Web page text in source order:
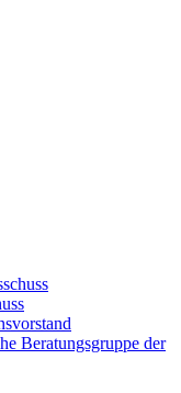
Beratungsgruppe der